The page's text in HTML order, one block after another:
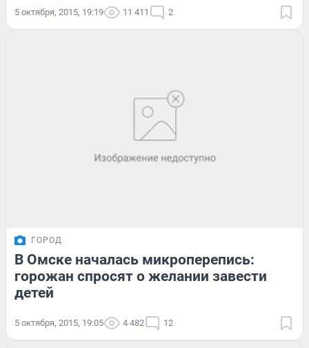
5 октября, 2015, 19:19 11 411 2
ГОРОД
В Омске началась микроперепись:
горожан спросят о желании завести
детей
5 октября, 2015, 19:05 4 482 12